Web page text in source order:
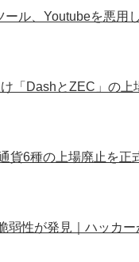
ル、Youtubeを悪用
「DashとZEC」の上
貨6種の上場廃止を正
弱性が発見｜ハッカ